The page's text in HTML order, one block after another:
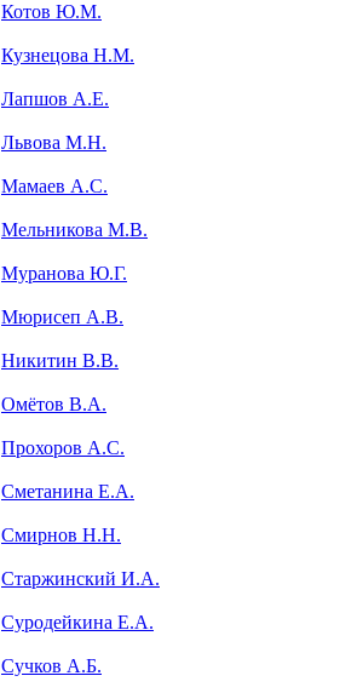
Котов Ю.М.
Кузнецова Н.М.
Лапшов А.Е.
Львова М.Н.
Мамаев А.С.
Мельникова М.В.
Муранова Ю.Г.
Мюрисеп А.В.
Никитин В.В.
Омётов В.А.
Прохоров А.С.
Сметанина Е.А.
Смирнов Н.Н.
Старжинский И.А.
Суродейкина Е.А.
Сучков А.Б.